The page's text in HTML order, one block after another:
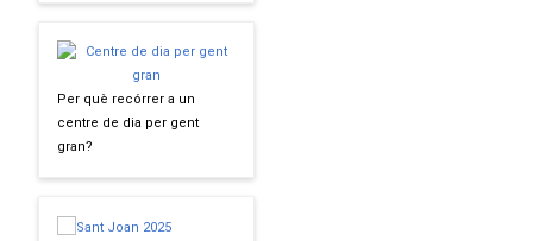
Per què recórrer a un
centre de dia per gent
gran?